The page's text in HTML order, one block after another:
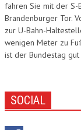
fahren Sie mit der S-
Brandenburger Tor.
zur U-Bahn-
wenigen Meter zu
ist der Bundestag
SOCIAL